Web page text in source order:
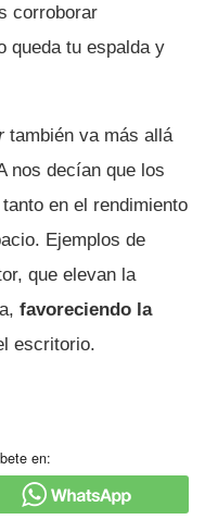
corroborar
queda tu espalda y
también va más allá
nos decían que los
en el rendimiento
Ejemplos de
que elevan la
favoreciendo la
escritorio.
en: